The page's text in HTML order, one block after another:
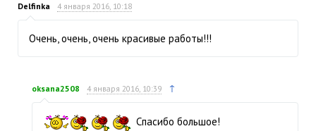
Delfinka 4 января 2016, 10:18
Очень, очень, очень красивые работы!!!
oksana2508 4 января 2016, 10:39 ↑
Спасибо большое!